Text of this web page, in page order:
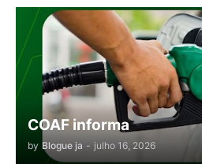
COAF informa
by Blogue ja - julho 16, 2026